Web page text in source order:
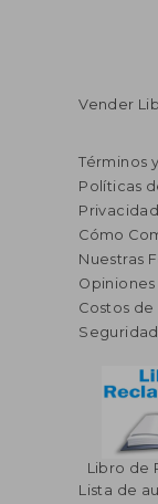
Vender
Términos
Políticas
Cómo
Nuestras
Costos de
Libro de
Lista de